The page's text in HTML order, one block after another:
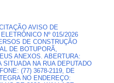
AVISO DE
Nº 015/2026
DE CONSTRUÇÃO
DE BOTUPORÃ,
ANEXOS. ABERTURA:
NA RUA DEPUTADO
(77) 3678-2119, DE
NO ENDEREÇO: